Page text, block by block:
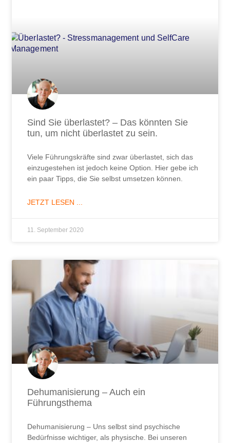
Sind Sie überlastet? – Das könnten Sie
tun, um nicht überlastet zu sein.
Viele Führungskräfte sind zwar überlastet, sich das
einzugestehen ist jedoch keine Option. Hier gebe ich
ein paar Tipps, die Sie selbst umsetzen können.
JETZT LESEN ...
11. September 2020
Dehumanisierung – Auch ein
Führungsthema
Dehumanisierung – Uns selbst sind psychische
Bedürfnisse wichtiger, als physische. Bei unseren